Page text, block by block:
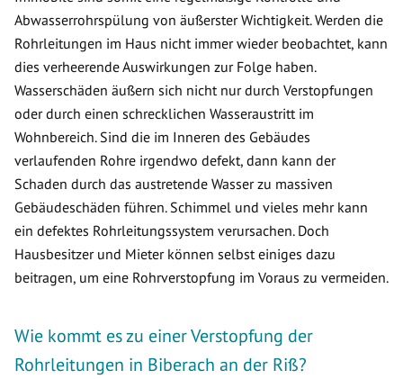
Abwasserrohrspülung von äußerster Wichtigkeit. Werden die
Rohrleitungen im Haus nicht immer wieder beobachtet, kann
dies verheerende Auswirkungen zur Folge haben.
Wasserschäden äußern sich nicht nur durch Verstopfungen
oder durch einen schrecklichen Wasseraustritt im
Wohnbereich. Sind die im Inneren des Gebäudes
verlaufenden Rohre irgendwo defekt, dann kann der
Schaden durch das austretende Wasser zu massiven
Gebäudeschäden führen. Schimmel und vieles mehr kann
ein defektes Rohrleitungssystem verursachen. Doch
Hausbesitzer und Mieter können selbst einiges dazu
beitragen, um eine Rohrverstopfung im Voraus zu vermeiden.
Wie kommt es zu einer Verstopfung der
Rohrleitungen in Biberach an der Riß?